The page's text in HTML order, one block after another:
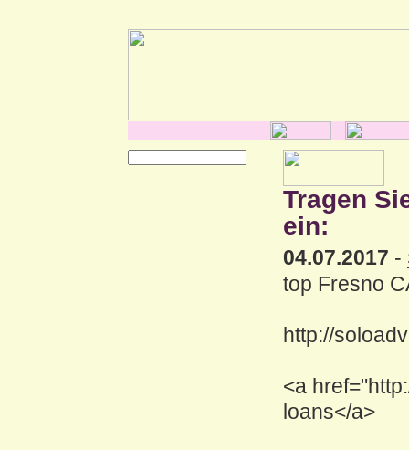
Tragen
ein:
04.07.2017 -
top Fresno
http://
<a
loans</a>